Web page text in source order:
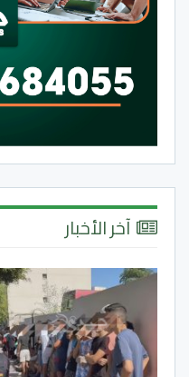
آخر الأخبار